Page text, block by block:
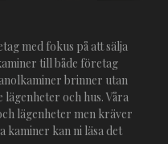
med fokus på att sälja
till både företag
brinner utan
och hus. Våra
lägenheter men kräver
kaminer kan ni läsa det